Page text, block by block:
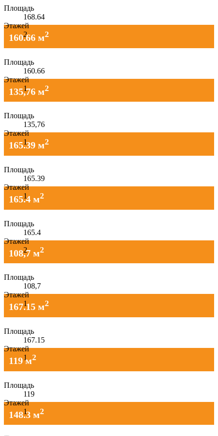
Площадь
168.64
Этажей
2
160.66 м2
Площадь
160.66
Этажей
1
135,76 м2
Площадь
135,76
Этажей
1
165.39 м2
Площадь
165.39
Этажей
1
165.4 м2
Площадь
165.4
Этажей
2
108,7 м2
Площадь
108,7
Этажей
1
167.15 м2
Площадь
167.15
Этажей
1
119 м2
Площадь
119
Этажей
1
148.3 м2